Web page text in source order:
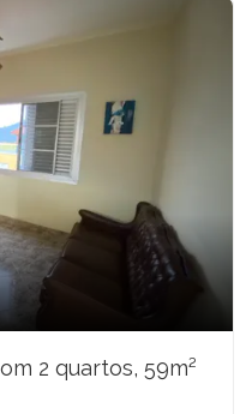
2 quartos, 59m²